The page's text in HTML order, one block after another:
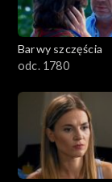
Barwy szczęścia
odc. 1780